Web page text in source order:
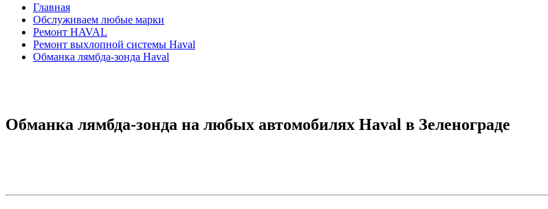
Главная
Обслуживаем любые марки
Ремонт HAVAL
Ремонт выхлопной системы Haval
Обманка лямбда-зонда Haval
Обманка лямбда-зонда на любых автомобилях Haval в Зеленограде